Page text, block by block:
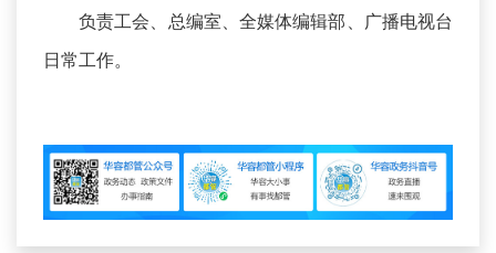
负责工会、总编室、全媒体编辑部、广播电视台
日常工作。